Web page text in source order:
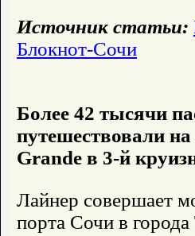
Источник статьи:
Блокнот-Сочи
Более 42 тысячи
путешествовали
Grande в 3-й
Лайнер совершает
порта Сочи в